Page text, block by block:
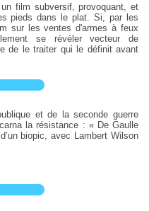
film subversif, provoquant, et
pieds dans le plat. Si, par les
sur les ventes d'armes à feux
se révéler vecteur de
de le traiter qui le définit avant
et de la seconde guerre
la résistance : « De Gaulle
biopic, avec Lambert Wilson